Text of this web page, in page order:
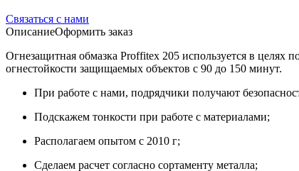
Связаться с нами
ОписаниеОформить заказ
Огнезащитная обмазка Proffitex 205 используется в целях
огнестойкости защищаемых объектов с 90 до 150 минут.
При работе с нами, подрядчики получают
Подскажем тонкости при работе с материалами;
Располагаем опытом с 2010 г;
Сделаем расчет согласно сортаменту металла;